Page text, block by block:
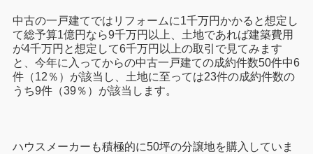
中古の一戸建てではリフォームに1千万円かかると想定し
て総予算1億円なら9千万円以上、土地であれば建築費用
が4千万円と想定して6千万円以上の取引で見てみます
と、今年に入ってからの中古一戸建ての成約件数50件中6
件（12％）が該当し、土地に至っては23件の成約件数の
うち9件（39％）が該当します。
ハウスメーカーも積極的に50坪の分譲地を購入していま